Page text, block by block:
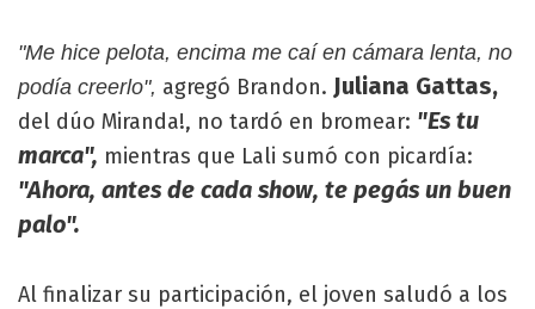
"Me hice pelota, encima me caí en cámara lenta, no
podía creerlo", agregó Brandon. Juliana Gattas,
del dúo Miranda!, no tardó en bromear: "Es tu
marca", mientras que Lali sumó con picardía:
"Ahora, antes de cada show, te pegás un buen
palo".
Al finalizar su participación, el joven saludó a los